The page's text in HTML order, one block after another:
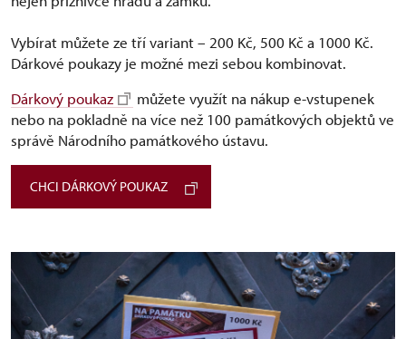
Vybírat můžete ze tří variant –⁠ 200 Kč, 500 Kč a 1000 Kč.
Dárkové poukazy je možné mezi sebou kombinovat.
Dárkový poukaz
můžete využít na nákup e-vstupenek
nebo na pokladně na více než 100 památkových objektů ve
správě Národního památkového ústavu.
CHCI DÁRKOVÝ POUKAZ